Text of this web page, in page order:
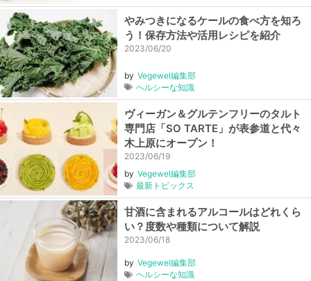
やみつきになるケールの食べ方を知ろ
う！保存方法や活用レシピを紹介
2023/06/20
by Vegewel編集部
ヘルシーな知識
ヴィーガン＆グルテンフリーのタルト
専門店「SO TARTE」が表参道と代々
木上原にオープン！
2023/06/19
by Vegewel編集部
最新トピックス
甘酒に含まれるアルコールはどれくら
い？度数や種類について解説
2023/06/18
by Vegewel編集部
ヘルシーな知識